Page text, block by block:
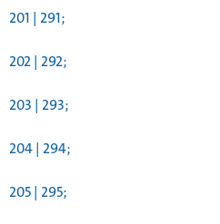
201 | 291;
202 | 292;
203 | 293;
204 | 294;
205 | 295;